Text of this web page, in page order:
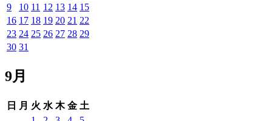
9
10 11 12 13 14 15
16 17 18 19 20 21 22
23 24 25 26 27 28 29
30 31
9月
日 月 火 水 木 金 土